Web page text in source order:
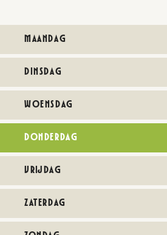
MAANDAG
DINSDAG
WOENSDAG
DONDERDAG
VRIJDAG
ZATERDAG